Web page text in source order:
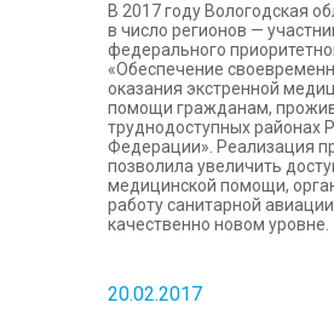
В 2017 году Вологодская
в число регионов —
федерального
«Обеспечение
оказания экстренной
помощи гражданам,
труднодоступных районах
Федерации». Реализация
позволила увеличить
медицинской помощи,
работу санитарной
качественно новом уровне.
20.02.2017